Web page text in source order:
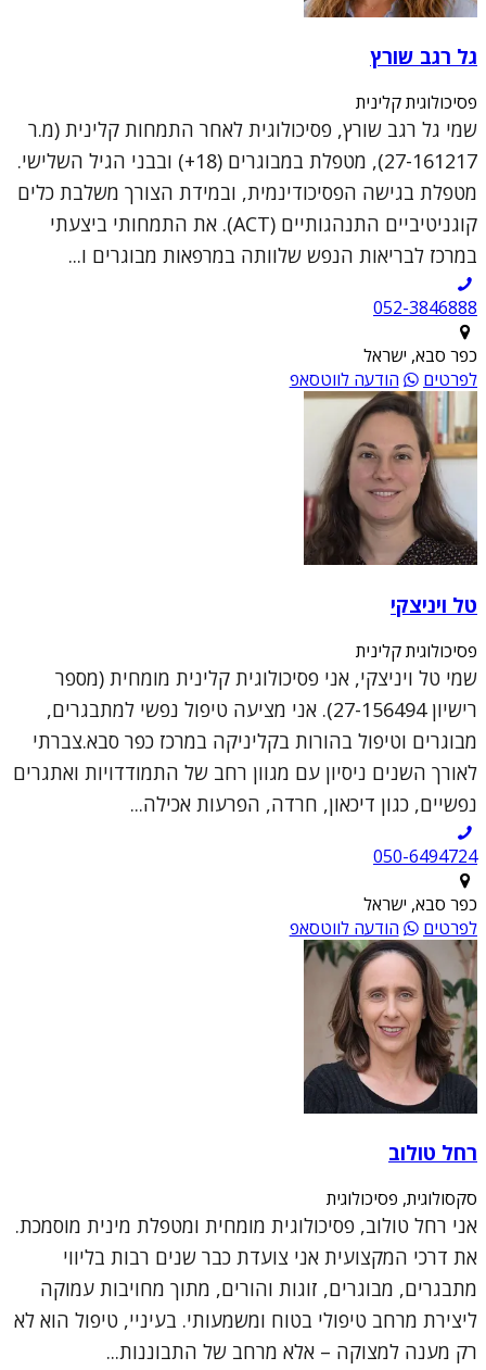
גל רגב שורץ
פסיכולוגית קלינית
שמי גל רגב שורץ, פסיכולוגית לאחר התמחות קלינית (מ.ר
27-161217), מטפלת במבוגרים (18+) ובבני הגיל השלישי.
מטפלת בגישה הפסיכודינמית, ובמידת הצורך משלבת כלים
קוגניטיביים התנהגותיים (ACT). את התמחותי ביצעתי
במרכז לבריאות הנפש שלוותה במרפאות מבוגרים ו...
052-3846888
כפר סבא, ישראל
לפרטים
הודעה לווטסאפ
טל ויניצקי
פסיכולוגית קלינית
שמי טל ויניצקי, אני פסיכולוגית קלינית מומחית (מספר
רישיון 27-156494). אני מציעה טיפול נפשי למתבגרים,
מבוגרים וטיפול בהורות בקליניקה במרכז כפר סבא.צברתי
לאורך השנים ניסיון עם מגוון רחב של התמודדויות ואתגרים
נפשיים, כגון דיכאון, חרדה, הפרעות אכילה...
050-6494724
כפר סבא, ישראל
לפרטים
הודעה לווטסאפ
רחל טולוב
סקסולוגית, פסיכולוגית
אני רחל טולוב, פסיכולוגית מומחית ומטפלת מינית מוסמכת.
את דרכי המקצועית אני צועדת כבר שנים רבות בליווי
מתבגרים, מבוגרים, זוגות והורים, מתוך מחויבות עמוקה
ליצירת מרחב טיפולי בטוח ומשמעותי. בעיניי, טיפול הוא לא
רק מענה למצוקה – אלא מרחב של התבוננות...